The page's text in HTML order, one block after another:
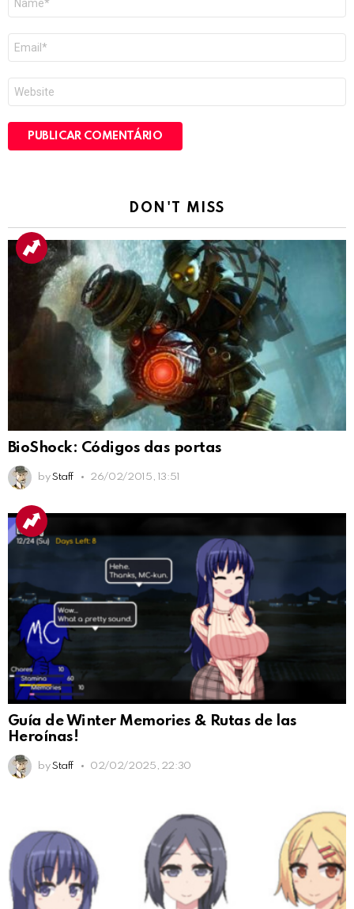
mail
*
DON'T MISS
BioShock: Códigos das portas
by Staff 26/02/2015, 13:51
Guía de Winter Memories & Rutas de las
Heroínas!
by Staff 02/02/2025, 22:30